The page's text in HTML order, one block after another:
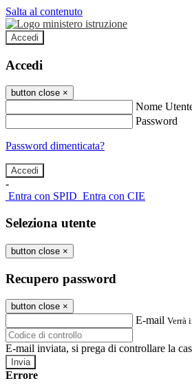
Salta al contenuto
Accedi
Accedi
button close ×
Nome
Password
Password dimenticata?
-
Entra con SPID Entra con CIE
Seleziona utente
button close ×
Recupero password
button close ×
E-mail Verrà
E-mail inviata, si prega di controllare la
Errore